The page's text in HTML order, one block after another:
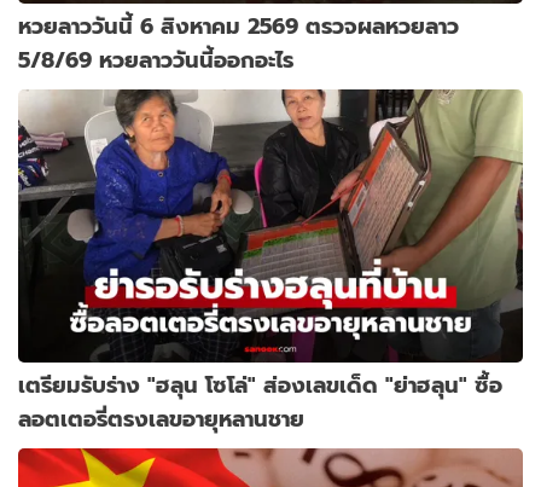
หวยลาววันนี้ 6 สิงหาคม 2569 ตรวจผลหวยลาว
5/8/69 หวยลาววันนี้ออกอะไร
เตรียมรับร่าง "ฮลุน โซโล่" ส่องเลขเด็ด "ย่าฮลุน" ซื้อ
ลอตเตอรี่ตรงเลขอายุหลานชาย